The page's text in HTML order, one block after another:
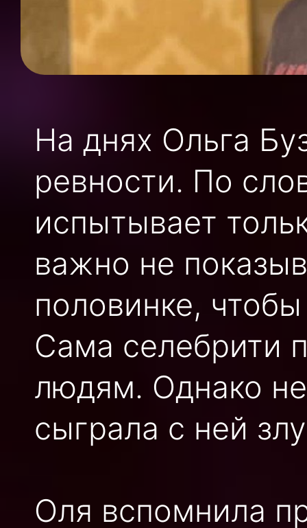
На днях Ольга
ревности. По
испытывает
важно не
половинке,
Сама селебрити
людям. Однако
сыграла с ней
Оля вспомнила